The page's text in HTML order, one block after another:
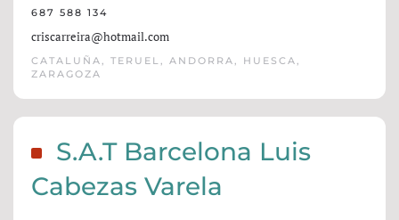
687 588 134
criscarreira@hotmail.com
CATALUÑA, TERUEL, ANDORRA, HUESCA,
ZARAGOZA
S.A.T Barcelona Luis
Cabezas Varela